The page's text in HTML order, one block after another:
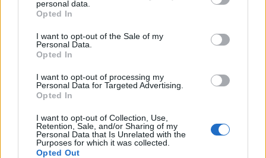
personal data.
Opted In
I want to opt-out of the Sale of my
Personal Data.
Opted In
I want to opt-out of processing my
Personal Data for Targeted Advertising.
Opted In
I want to opt-out of Collection, Use,
Retention, Sale, and/or Sharing of my
Personal Data that Is Unrelated with the
Purposes for which it was collected.
Opted Out
Elaborazione sui bilanci depositati (Registro Imprese). Mediana per
divisione ATECO e provincia.
Dove si trova
Indirizzo: Via Muraglie Rosse 5, 15057
Comune:Tortona